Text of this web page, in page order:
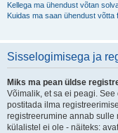
Kellega ma ühendust võtan
Kuidas ma saan ühendust võtta
Sisselogimisega ja
Miks ma pean üldse
Võimalik, et sa ei peagi.
postitada ilma
registreerumine annab sulle
külalistel ei ole - näiteks: